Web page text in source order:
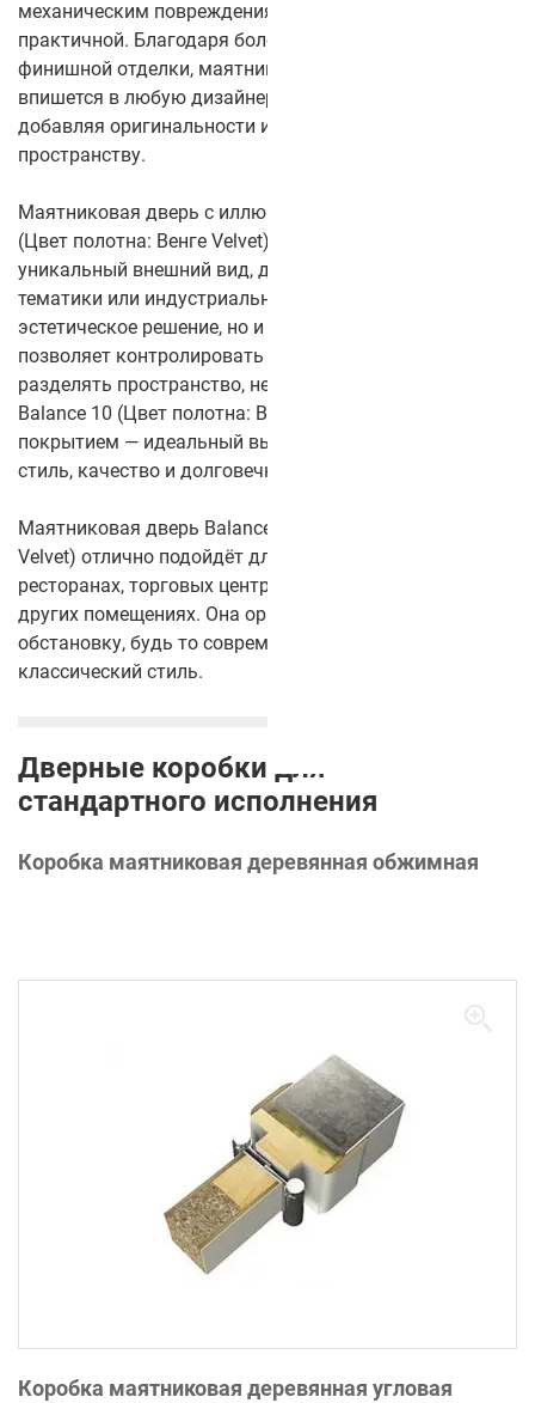
механическим повреждениям, делая её долговечной и
практичной. Благодаря более чем 50 цветам
финишной отделки, маятниковая дверь легко
впишется в любую дизайнерскую концепцию,
добавляя оригинальности и выразительности
пространству.
Маятниковая дверь с иллюминатором Balance 10
(Цвет полотна: Венге Velvet) придаёт двери
уникальный внешний вид, добавляя нотку морской
тематики или индустриального стиля. Это не только
эстетическое решение, но и функциональное — стекло
позволяет контролировать освещение и визуально
разделять пространство, не нарушая его целостности.
Balance 10 (Цвет полотна: Венге Velvet) с CPL-
покрытием — идеальный выбор для тех, кто ценит
стиль, качество и долговечность.
Маятниковая дверь Balance 10 (Цвет полотна: Венге
Velvet) отлично подойдёт для использования в офисах,
ресторанах, торговых центрах, гостиницах, а также в
других помещениях. Она органично впишется в любую
обстановку, будь то современный интерьер или более
классический стиль.
Дверные коробки для
стандартного исполнения
Коробка маятниковая деревянная обжимная
Коробка маятниковая деревянная угловая